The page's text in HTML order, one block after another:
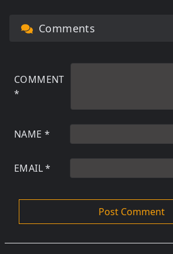
Comments
COMMENT
*
NAME *
EMAIL*